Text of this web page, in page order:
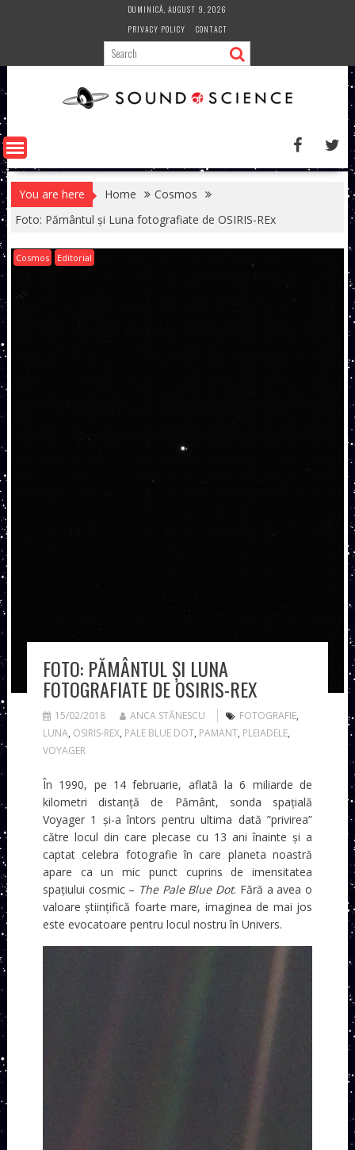
DUMINICĂ, AUGUST 9, 2026
PRIVACY POLICY
CONTACT
You are here Home
Cosmos
Foto: Pământul și Luna fotografiate de OSIRIS-REx
Cosmos Editorial
FOTO: PĂMÂNTUL ȘI LUNA
FOTOGRAFIATE DE OSIRIS-REX
15/02/2018 ANCA STĂNESCU FOTOGRAFIE,
LUNA, OSIRIS-REX, PALE BLUE DOT, PAMANT, PLEIADELE,
VOYAGER
În 1990, pe 14 februarie, aflată la 6 miliarde de
kilometri distanță de Pământ, sonda spațială
Voyager 1 și-a întors pentru ultima dată ”privirea”
către locul din care plecase cu 13 ani înainte și a
captat celebra fotografie în care planeta noastră
apare ca un mic punct cuprins de imensitatea
spațiului cosmic – The Pale Blue Dot. Fără a avea o
valoare științifică foarte mare, imaginea de mai jos
este evocatoare pentru locul nostru în Univers.